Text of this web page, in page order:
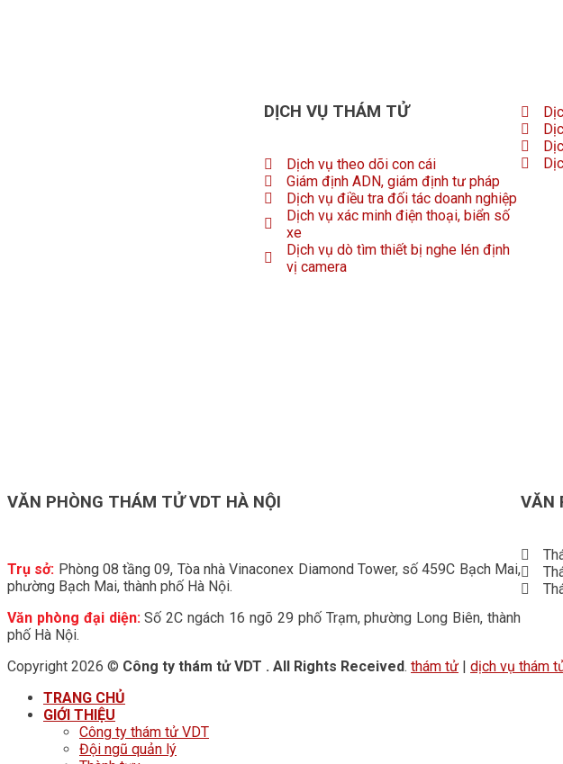
DỊCH VỤ THÁM TỬ
Dịch vụ theo dõi con cái
Giám định ADN, giám định tư pháp
Dịch vụ điều tra đối tác doanh nghiệp
Dịch vụ xác minh điện thoại, biển số
xe
Dịch vụ dò tìm thiết bị nghe lén định
vị camera
VĂN PHÒNG THÁM TỬ VDT HÀ NỘI
Trụ sở: Phòng 08 tầng 09, Tòa nhà Vinaconex Diamond Tower, số 459C Bạch Mai,
phường Bạch Mai, thành phố Hà Nội.
Văn phòng đại diện:Số 2C ngách 16 ngõ 29 phố Trạm, phường Long Biên, thành
phố Hà Nội.
VĂN
Copyright 2026 © Công ty thám tử VDT . All Rights Received. thám tử | dịch vụ thám
TRANG CHỦ
GIỚI THIỆU
Công ty thám tử VDT
Đội ngũ quản lý